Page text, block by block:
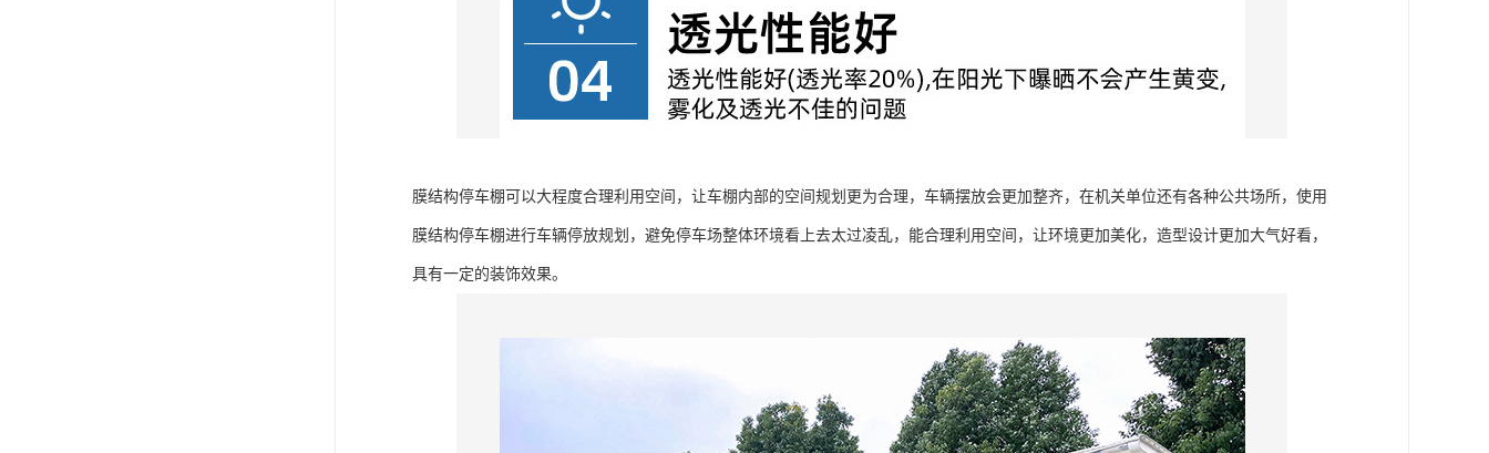
膜结构停车棚可以大程度合理利用空间，让车棚内部的空间规划更为合理，车辆摆放会更加整齐，在机关单位还有各种公共场所，使用
膜结构停车棚进行车辆停放规划，避免停车场整体环境看上去太过凌乱，能合理利用空间，让环境更加美化，造型设计更加大气好看，
具有一定的装饰效果。